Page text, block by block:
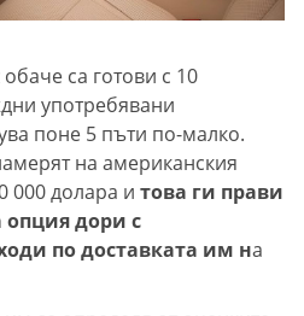
са готови с 10
употребявани
поне 5 пъти по-малко.
на американския
000 долара и това ги прави
опция дори с
по доставката им на